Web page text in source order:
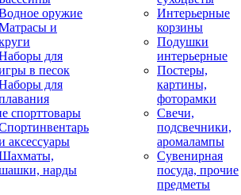
оружие
и
для
в песок
для
спорттовары
аксессуары
нарды
Интерьерные
корзины
Подушки
интерьерные
Постеры,
картины,
фоторамки
Свечи,
подсвечники,
аромалампы
Сувенирная
посуда, прочие
предметы